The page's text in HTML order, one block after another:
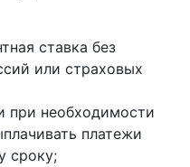
ставка без
или страховых
при необходимости
платежи
сроку;